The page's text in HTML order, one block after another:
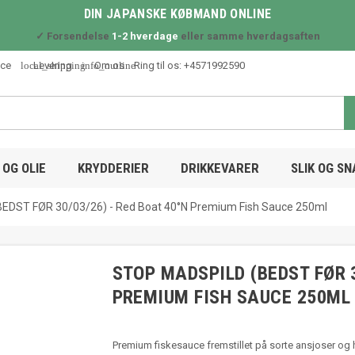
DIN JAPANSKE KØBMAND ONLINE
✓ Forsendelse 1-2 hverdage eller samme hverdagsaften
local_shipping
Levering info_outline
Om os Ring til os: +4571992590
OLIE KRYDDERIER DRIKKEVARER SLIK OG
FØR 30/03/26) - Red Boat 40°N Premium Fish Sauce 250ml
STOP MADSPILD (BEDST
PREMIUM FISH SAUCE 250ML
Premium fiskesauce fremstillet på sorte ansjoser